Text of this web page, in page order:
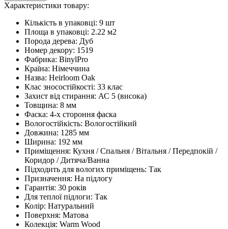
Характеристики товару:
Кількість в упаковці: 9 шт
Площа в упаковці: 2.22 м2
Порода дерева: Дуб
Номер декору: 1519
Фабрика: BinylPro
Країна: Німеччина
Назва: Heirloom Oak
Клас зносостійкості: 33 клас
Захист від стирання: АС 5 (висока)
Товщина: 8 мм
Фаска: 4-х стороння фаска
Вологостійкість: Вологостійкий
Довжина: 1285 мм
Ширина: 192 мм
Приміщення: Кухня / Спальня / Вітальня / Передпокій /
Коридор / Дитяча/Ванна
Підходить для вологих приміщень: Так
Призначення: На підлогу
Гарантія: 30 років
Для теплої підлоги: Так
Колір: Натуральний
Поверхня: Матова
Колекція: Warm Wood